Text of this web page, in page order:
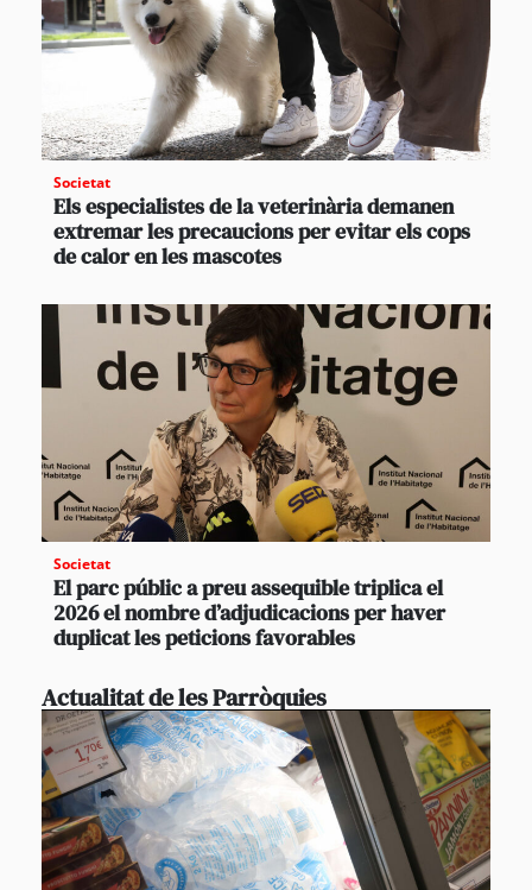
Societat
Els especialistes de la veterinària demanen
extremar les precaucions per evitar els cops
de calor en les mascotes
Societat
El parc públic a preu assequible triplica el
2026 el nombre d’adjudicacions per haver
duplicat les peticions favorables
Actualitat de les Parròquies